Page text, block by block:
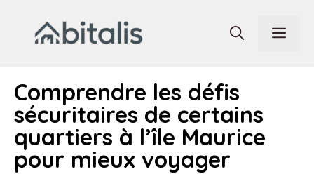
contenu
Comprendre les défis
sécuritaires de certains
quartiers à l’île Maurice
pour mieux voyager